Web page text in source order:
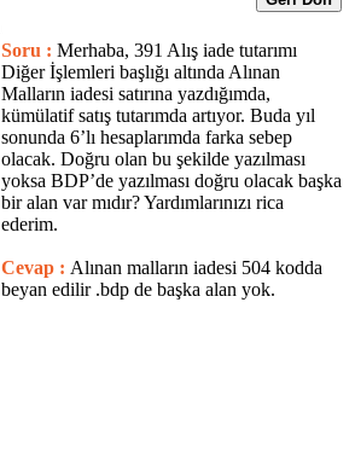
Soru : Merhaba, 391 Alış iade tutarımı
Diğer İşlemleri başlığı altında Alınan
Malların iadesi satırına yazdığımda,
kümülatif satış tutarımda artıyor. Buda yıl
sonunda 6’lı hesaplarımda farka sebep
olacak. Doğru olan bu şekilde yazılması
yoksa BDP’de yazılması doğru olacak başka
bir alan var mıdır? Yardımlarınızı rica
ederim.
Cevap : Alınan malların iadesi 504 kodda
beyan edilir .bdp de başka alan yok.